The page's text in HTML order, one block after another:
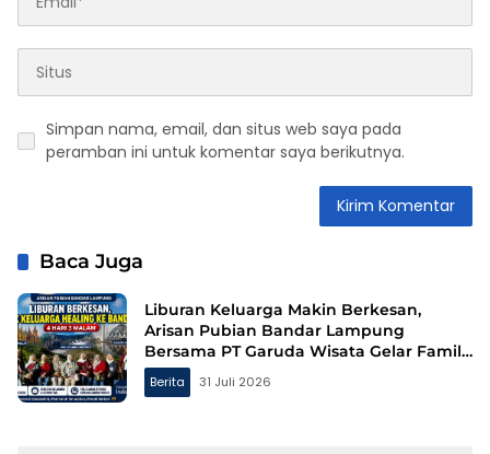
Simpan nama, email, dan situs web saya pada
peramban ini untuk komentar saya berikutnya.
Baca Juga
Liburan Keluarga Makin Berkesan,
Arisan Pubian Bandar Lampung
Bersama PT Garuda Wisata Gelar Family
Gathering ke Bandung
Berita 31 Juli 2026